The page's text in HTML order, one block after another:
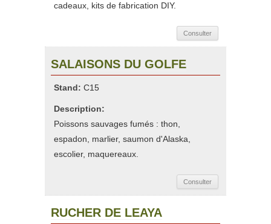
cadeaux, kits de fabrication DIY.
Consulter
SALAISONS DU GOLFE
Stand: C15
Description:
Poissons sauvages fumés : thon,
espadon, marlier, saumon d'Alaska,
escolier, maquereaux.
Consulter
RUCHER DE LEAYA